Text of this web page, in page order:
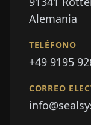
Alemania
TELÉFONO
+49 9195
CORREO